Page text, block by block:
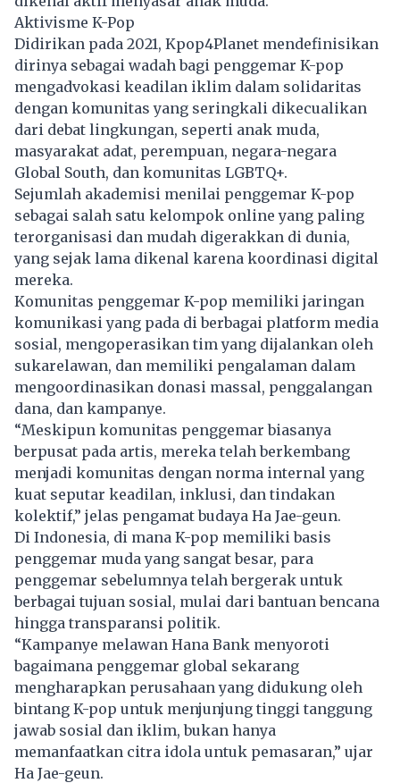
Aktivisme K-Pop
Didirikan pada 2021, Kpop4Planet mendefinisikan
dirinya sebagai wadah bagi penggemar K-pop
mengadvokasi keadilan iklim dalam solidaritas
dengan komunitas yang seringkali dikecualikan
dari debat lingkungan, seperti anak muda,
masyarakat adat, perempuan, negara-negara
Global South, dan komunitas LGBTQ+.
Sejumlah akademisi menilai penggemar K-pop
sebagai salah satu kelompok online yang paling
terorganisasi dan mudah digerakkan di dunia,
yang sejak lama dikenal karena koordinasi digital
mereka.
Komunitas penggemar K-pop memiliki jaringan
komunikasi yang pada di berbagai platform media
sosial, mengoperasikan tim yang dijalankan oleh
sukarelawan, dan memiliki pengalaman dalam
mengoordinasikan donasi massal, penggalangan
dana, dan kampanye.
“Meskipun komunitas penggemar biasanya
berpusat pada artis, mereka telah berkembang
menjadi komunitas dengan norma internal yang
kuat seputar keadilan, inklusi, dan tindakan
kolektif,” jelas pengamat budaya Ha Jae-geun.
Di Indonesia, di mana K-pop memiliki basis
penggemar muda yang sangat besar, para
penggemar sebelumnya telah bergerak untuk
berbagai tujuan sosial, mulai dari bantuan bencana
hingga transparansi politik.
“Kampanye melawan Hana Bank menyoroti
bagaimana penggemar global sekarang
mengharapkan perusahaan yang didukung oleh
bintang K-pop untuk menjunjung tinggi tanggung
jawab sosial dan iklim, bukan hanya
memanfaatkan citra idola untuk pemasaran,” ujar
Ha Jae-geun.